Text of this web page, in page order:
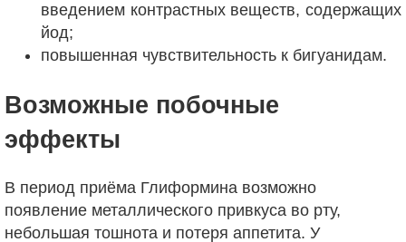
введением контрастных веществ, содержащих
йод;
повышенная чувствительность к бигуанидам.
Возможные побочные
эффекты
В период приёма Глиформина возможно
появление металлического привкуса во рту,
небольшая тошнота и потеря аппетита. У